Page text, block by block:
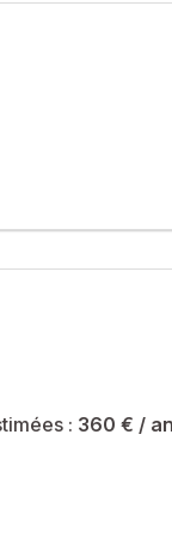
à de nombreuse
: 360 € / an